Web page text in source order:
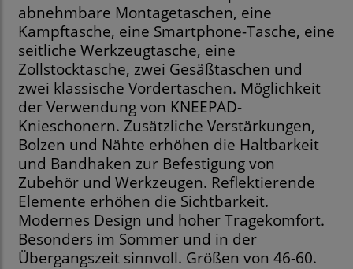
abnehmbare Montagetaschen, eine
Kampftasche, eine Smartphone-Tasche, eine
seitliche Werkzeugtasche, eine
Zollstocktasche, zwei Gesäßtaschen und
zwei klassische Vordertaschen. Möglichkeit
der Verwendung von KNEEPAD-
Knieschonern. Zusätzliche Verstärkungen,
Bolzen und Nähte erhöhen die Haltbarkeit
und Bandhaken zur Befestigung von
Zubehör und Werkzeugen. Reflektierende
Elemente erhöhen die Sichtbarkeit.
Modernes Design und hoher Tragekomfort.
Besonders im Sommer und in der
Übergangszeit sinnvoll. Größen von 46-60.